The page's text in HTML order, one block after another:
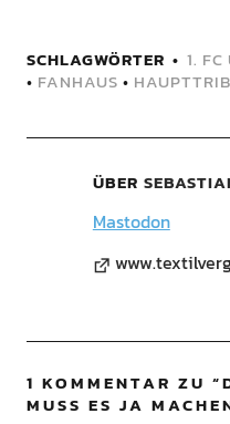
SCHLAGWÖRTER 1.
• FANHAUS •
ÜBER
Mastodon
1 KOMMENTAR ZU “
MUSS ES JA